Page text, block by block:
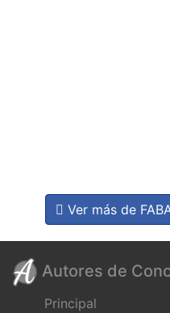
Ver más de
Autores de
Principal